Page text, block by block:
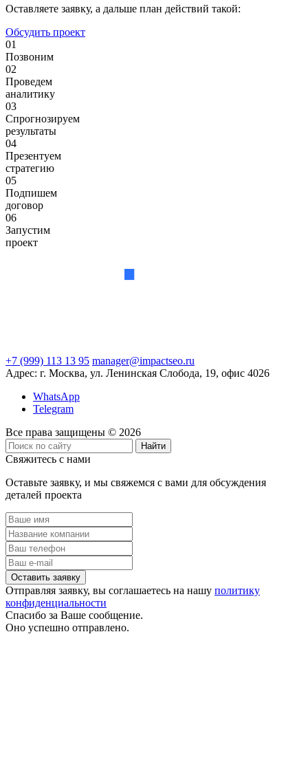
Оставляете заявку, а дальше план действий такой:
Обсудить проект
01
Позвоним
02
Проведем
аналитику
03
Спрогнозируем
результаты
04
Презентуем
стратегию
05
Подпишем
договор
06
Запустим
проект
+7 (999) 113 13 95 manager@impactseo.ru
Адрес: г. Москва, ул. Ленинская Слобода, 19, офис 4026
WhatsApp
Telegram
Все права защищены © 2026
Свяжитесь с нами
Оставьте заявку, и мы свяжемся с вами для обсуждения
деталей проекта
Отправляя заявку, вы соглашаетесь на нашу политику
конфиденциальности
Спасибо за Ваше сообщение.
Оно успешно отправлено.